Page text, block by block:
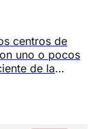
centros de
uno o pocos
de la
Vida (NMBU),